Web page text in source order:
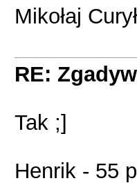
Mikołaj
RE:
Tak ;]
Henrik - 55